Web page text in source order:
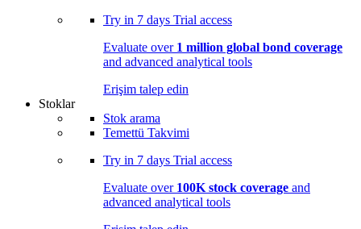
Try in 7 days Trial access
Evaluate over 1 million global bond coverage
and advanced analytical tools
Erişim talep edin
Stoklar
Stok arama
Temettü Takvimi
Try in 7 days Trial access
Evaluate over 100K stock coverage and
advanced analytical tools